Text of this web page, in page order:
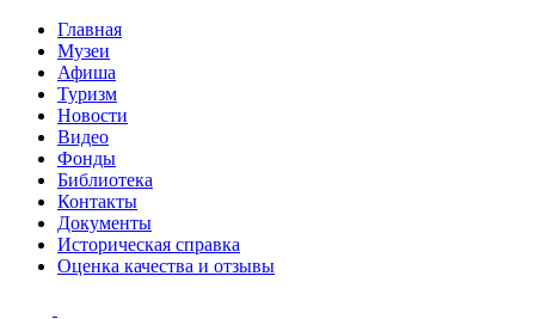
Главная
Музеи
Афиша
Туризм
Новости
Видео
Фонды
Библиотека
Контакты
Документы
Историческая справка
Оценка качества и отзывы